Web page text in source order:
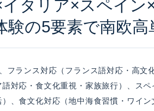
タリア×スペイン
験の5要素で南欧高
フランス対応（フランス語対応・高文
対応・食文化重視・家族旅行）、ス
、食文化対応（地中海食習慣・ワイ